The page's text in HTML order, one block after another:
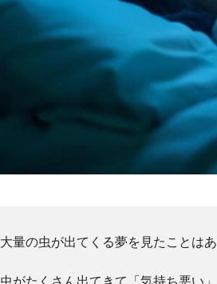
大量の虫が出てくる夢を見たことはあ